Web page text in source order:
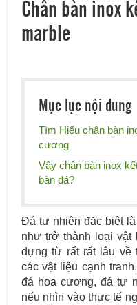
Chân bàn inox
marble
Mục lục nội dung
Tìm Hiểu chân bàn
cương
Vậy chân bàn inox
bàn đá?
Đá tự nhiên đặc biệt
như trở thành loại vật
dựng từ rất rất lâu về
các vật liệu cạnh
đá hoa cương, đá tự
nếu nhìn vào thực tế